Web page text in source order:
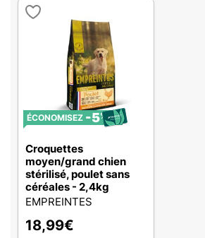
ÉCONOMISEZ -5%
Croquettes
moyen/grand chien
stérilisé, poulet sans
céréales - 2,4kg
EMPREINTES
18,99€